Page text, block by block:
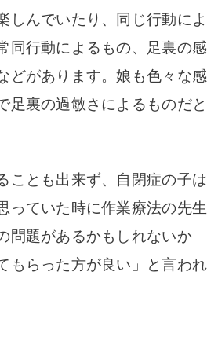
しんでいたり、同じ行動によ
同行動によるもの、足裏の感
どがあります。娘も色々な感
足裏の過敏さによるものだと
ことも出来ず、自閉症の子は
っていた時に作業療法の先生
問題があるかもしれないか
もらった方が良い」と言われ